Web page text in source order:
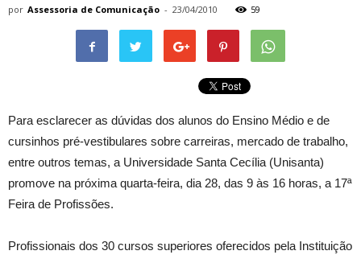
por Assessoria de Comunicação - 23/04/2010 59
Para esclarecer as dúvidas dos alunos do Ensino Médio e de
cursinhos pré-vestibulares sobre carreiras, mercado de trabalho,
entre outros temas, a Universidade Santa Cecília (Unisanta)
promove na próxima quarta-feira, dia 28, das 9 às 16 horas, a 17ª
Feira de Profissões.
Profissionais dos 30 cursos superiores oferecidos pela Instituição